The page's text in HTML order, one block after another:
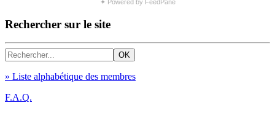
✦ Powered by FeedPane
Rechercher sur le site
» Liste alphabétique des membres
F.A.Q.